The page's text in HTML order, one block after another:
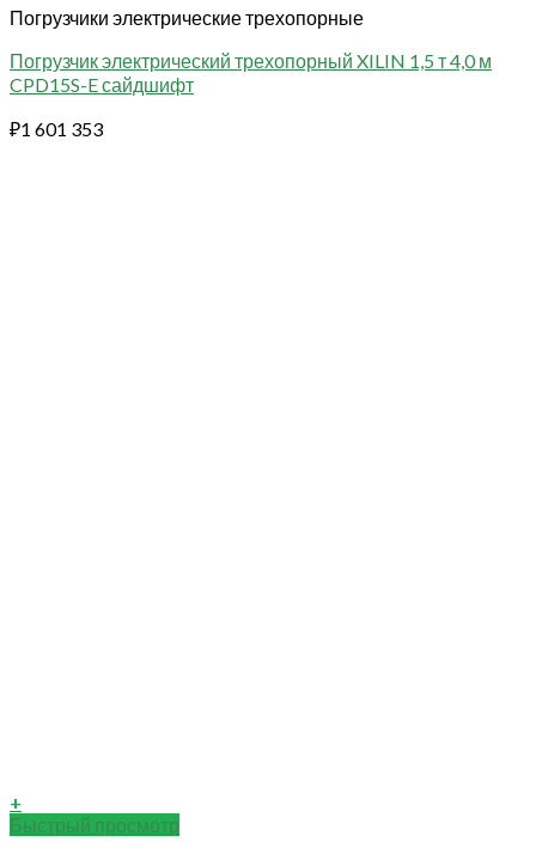
Погрузчики электрические трехопорные
Погрузчик электрический трехопорный XILIN 1,5 т 4,0 м
CPD15S-E сайдшифт
₽1 601 353
+
Быстрый просмотр